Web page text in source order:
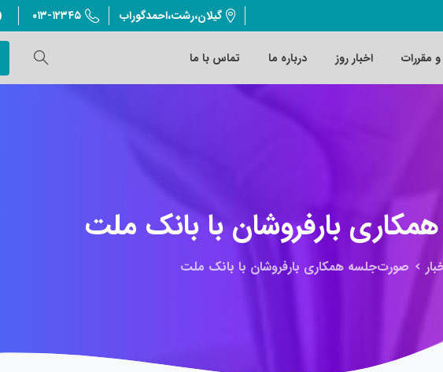
گیلان،رشت،احمدگوراب ۰۱۳-۱۲۳۴۵
و مقررات اخبار روز درباره ما تماس با ما
همکاری بارفروشان با بانک ملت
صورت‌جلسه همکاری بارفروشان با بانک ملت